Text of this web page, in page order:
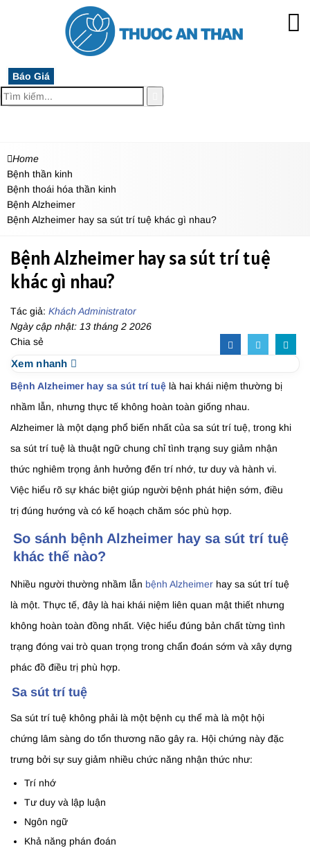
Báo Giá
Home
Bệnh thần kinh
Bệnh thoái hóa thần kinh
Bệnh Alzheimer
Bệnh Alzheimer hay sa sút trí tuệ khác gì nhau?
Bệnh Alzheimer hay sa sút trí tuệ
khác gì nhau?
Tác giả: Khách Administrator
Ngày cập nhật: 13 tháng 2 2026
Chia sẻ
Xem nhanh
Bệnh Alzheimer hay sa sút trí tuệ là hai khái niệm thường bị
nhầm lẫn, nhưng thực tế không hoàn toàn giống nhau.
Alzheimer là một dạng phổ biến nhất của sa sút trí tuệ, trong khi
sa sút trí tuệ là thuật ngữ chung chỉ tình trạng suy giảm nhận
thức nghiêm trọng ảnh hưởng đến trí nhớ, tư duy và hành vi.
Việc hiểu rõ sự khác biệt giúp người bệnh phát hiện sớm, điều
trị đúng hướng và có kế hoạch chăm sóc phù hợp.
So sánh bệnh Alzheimer hay sa sút trí tuệ
khác thế nào?
Nhiều người thường nhầm lẫn bệnh Alzheimer hay sa sút trí tuệ
là một. Thực tế, đây là hai khái niệm liên quan mật thiết nhưng
không hoàn toàn đồng nhất. Việc hiểu đúng bản chất từng tình
trạng đóng vai trò quan trọng trong chẩn đoán sớm và xây dựng
phác đồ điều trị phù hợp.
Sa sút trí tuệ
Sa sút trí tuệ không phải là một bệnh cụ thể mà là một hội
chứng lâm sàng do tổn thương não gây ra. Hội chứng này đặc
trưng bởi sự suy giảm nhiều chức năng nhận thức như:
Trí nhớ
Tư duy và lập luận
Ngôn ngữ
Khả năng phán đoán